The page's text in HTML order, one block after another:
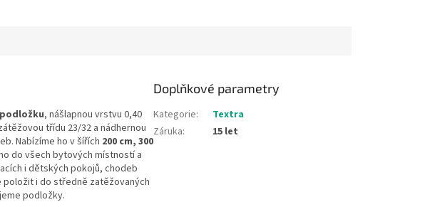
, nášlapnou vrstvu 0,40
třídu 23/32 a nádhernou
Nabízíme ho v šířích 200 cm, 300
do všech bytových místností a
i dětských pokojů, chodeb
položit i do středně zatěžovaných
podložky.
Doplňkové parametry
Kategorie:
Textra
Záruka: 15 let